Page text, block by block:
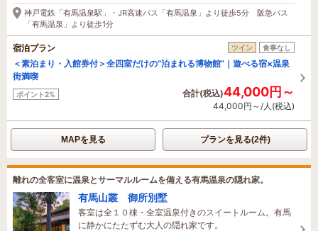
神戸電鉄「有馬温泉駅」・JR高速バス「有馬温泉」より徒歩5分 阪急バス
「有馬温泉」より徒歩1分
宿泊プラン ツイン 食事なし
＜素泊まり・入館券付＞全四室だけの“泊まれる博物館”｜遊べる宿×温泉
街満喫
ポイント2% 合計(税込)44,000円～
44,000円～/人(税込)
MAPを見る プランを見る(2件)
離れの全客室に温泉とサーマルルームを備える有馬温泉の隠れ家。
有馬山叢 御所別墅
客室は全１０棟・全室温泉付きのスイートルーム。有馬
に静かにたたずむ大人の隠れ家です。